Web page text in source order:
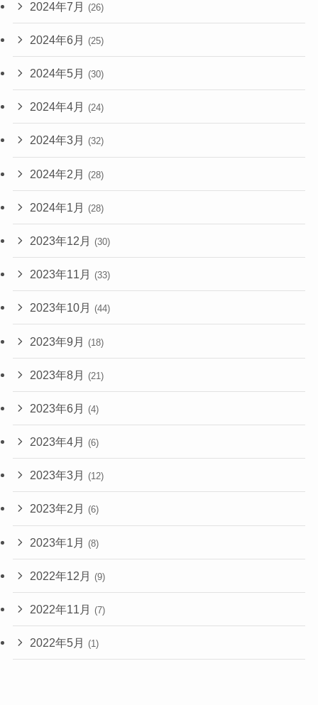
2024年7月 (26)
2024年6月 (25)
2024年5月 (30)
2024年4月 (24)
2024年3月 (32)
2024年2月 (28)
2024年1月 (28)
2023年12月 (30)
2023年11月 (33)
2023年10月 (44)
2023年9月 (18)
2023年8月 (21)
2023年6月 (4)
2023年4月 (6)
2023年3月 (12)
2023年2月 (6)
2023年1月 (8)
2022年12月 (9)
2022年11月 (7)
2022年5月 (1)